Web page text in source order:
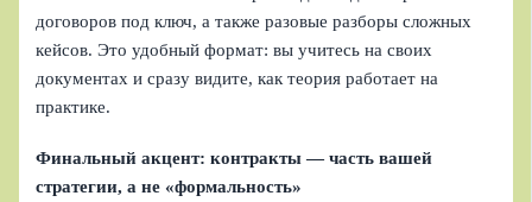
договоров под ключ, а также разовые разборы сложных
кейсов. Это удобный формат: вы учитесь на своих
документах и сразу видите, как теория работает на
практике.
Финальный акцент: контракты — часть вашей
стратегии, а не «формальность»